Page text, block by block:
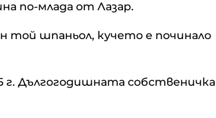
по-млада от Лазар.
той шпаньол, кучето е починало
г. Дългогодишната собственичка